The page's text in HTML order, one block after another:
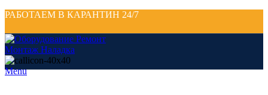
РАБОТАЕМ В КАРАНТИН 24/7
Menu